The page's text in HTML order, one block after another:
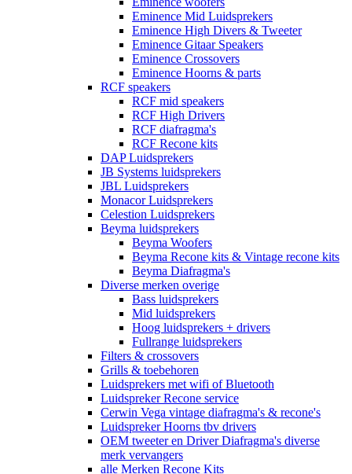
Eminence Mid Luidsprekers
Eminence High Divers & Tweeter
Eminence Gitaar Speakers
Eminence Crossovers
Eminence Hoorns & parts
RCF speakers
RCF mid speakers
RCF High Drivers
RCF diafragma's
RCF Recone kits
DAP Luidsprekers
JB Systems luidsprekers
JBL Luidsprekers
Monacor Luidsprekers
Celestion Luidsprekers
Beyma luidsprekers
Beyma Woofers
Beyma Recone kits & Vintage recone kits
Beyma Diafragma's
Diverse merken overige
Bass luidsprekers
Mid luidsprekers
Hoog luidsprekers + drivers
Fullrange luidsprekers
Filters & crossovers
Grills & toebehoren
Luidsprekers met wifi of Bluetooth
Luidspreker Recone service
Cerwin Vega vintage diafragma's & recone's
Luidspreker Hoorns tbv drivers
OEM tweeter en Driver Diafragma's diverse
merk vervangers
alle Merken Recone Kits